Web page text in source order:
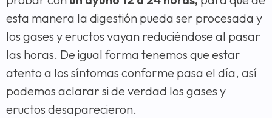
esta manera la digestión pueda ser procesada y
los gases y eructos vayan reduciéndose al pasar
las horas. De igual forma tenemos que estar
atento a los síntomas conforme pasa el día, así
podemos aclarar si de verdad los gases y
eructos desaparecieron.